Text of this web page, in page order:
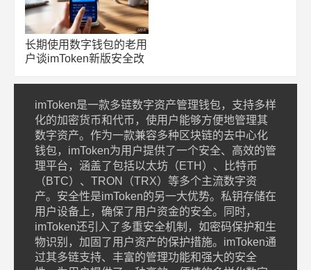
长期使用数字钱包的老用
户谈imToken新版安全改
imToken是一款多链数字资产管理钱包，支持多样
化的加密货币和代币，使用户能够方便地管理其
数字资产。作为一款兼容多种区块链的去中心化
钱包，imToken为用户提供了一个安全、高效的管
理平台，涵盖了包括以太坊（ETH）、比特币
（BTC）、TRON（TRX）等多个主流数字资
产。安全性是imToken的另一大优势。私钥存储在
用户设备上，确保了用户资金的安全。同时，
imToken还引入了多重安全机制，如密码保护和生
物识别，加固了用户资产的保护措施。imToken通
过其多链支持、丰富的管理功能和强大的安全